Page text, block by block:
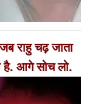
राहु चढ़ जाता
है. आगे सोच लो.